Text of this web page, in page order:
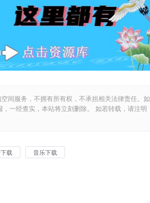
间服务，不拥有所有权，不承担相关法律责任。如
一经查实，本站将立刻删除。 如若转载，请注明
载 音乐下载